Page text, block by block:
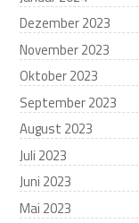
Dezember 2023
November 2023
Oktober 2023
September 2023
August 2023
Juli 2023
Juni 2023
Mai 2023